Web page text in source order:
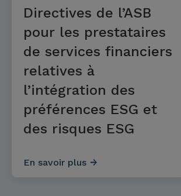
Directives de l’ASB
pour les prestataires
de services financiers
relatives à
l’intégration des
préférences ESG et
des risques ESG
En savoir plus